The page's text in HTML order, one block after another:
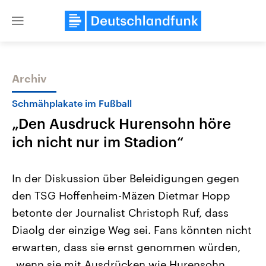
Close
Themen
Landtagswahl Sachsen-Anhalt
2026
Alle Informationen
Sachsen-Anhalt wählt am 6.
September 2026 einen neuen
Landtag. Seit 2021 wird das
Bundesland von einer Koalition aus
USA
Aktuelle Beiträge,
Hintergründe
Wirtschaftlich und
gehören die Vereinigten
den mächtigsten Ländern
mit großem Einfluss auf
Archiv
Schmähplakate im Fußball
„Den Ausdruck Hurensohn höre
ich nicht nur im Stadion“
In der Diskussion über Beleidigungen gegen
den TSG Hoffenheim-Mäzen Dietmar Hopp
betonte der Journalist Christoph Ruf, dass
Diaolg der einzige Weg sei. Fans könnten nicht
erwarten, dass sie ernst genommen würden,